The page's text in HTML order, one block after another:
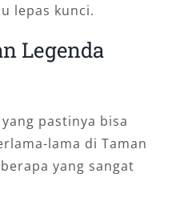
lepas kunci.
Legenda
pastinya bisa
lama di Taman
yang sangat